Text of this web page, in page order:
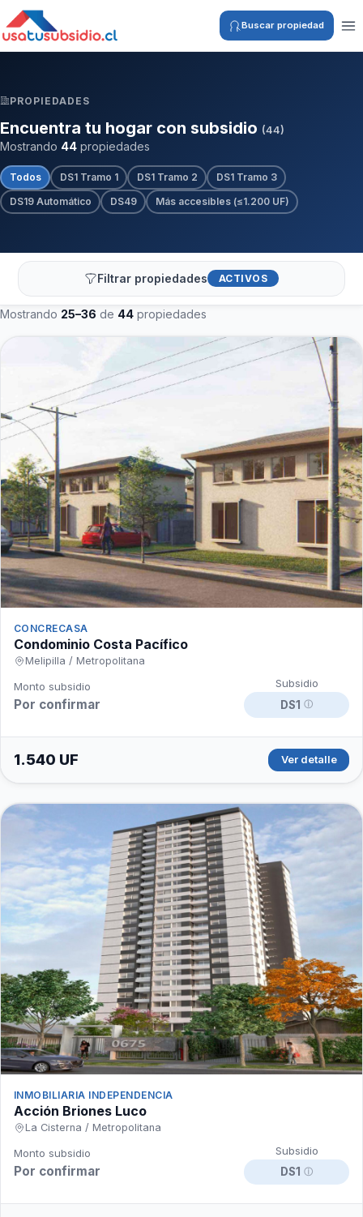
Buscar propiedad
PROPIEDADES
Encuentra tu hogar con subsidio (44)
Mostrando 44 propiedades
Todos DS1 Tramo 1 DS1 Tramo 2
DS1 Tramo 3
DS19 Automático
DS49 Más accesibles (≤1.200 UF)
Filtrar propiedades ACTIVOS
Mostrando 25–36 de 44 propiedades
CONCRECASA
Condominio Costa Pacífico
Melipilla / Metropolitana
Monto subsidio
Por confirmar
Subsidio
DS1 ⓘ
1.540 UF Ver detalle
INMOBILIARIA INDEPENDENCIA
Acción Briones Luco
La Cisterna / Metropolitana
Monto subsidio
Por confirmar
Subsidio
DS1 ⓘ